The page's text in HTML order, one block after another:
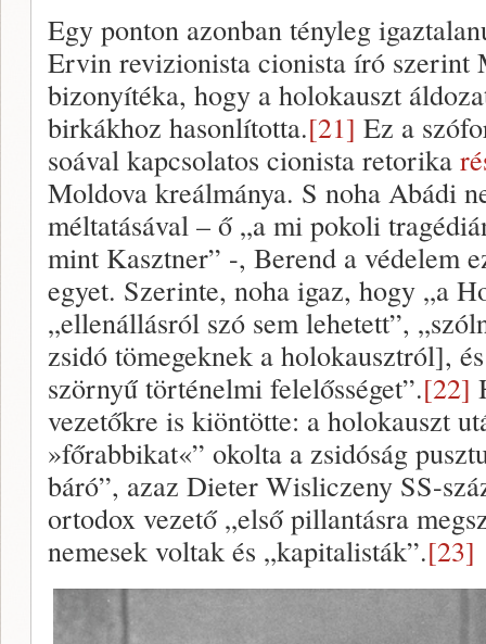
Egy ponton azonban tényleg
Ervin revizionista cionista író szerint
bizonyítéka, hogy a holokauszt
birkákhoz hasonlította.[21] Ez a
soával kapcsolatos cionista retorika
Moldova kreálmánya. S noha Abádi
méltatásával – ő „a mi pokoli
mint Kasztner” -, Berend a védelem
egyet. Szerinte, noha igaz, hogy „a
„ellenállásról szó sem lehetett”,
zsidó tömegeknek a holokausztról],
szörnyű történelmi felelősséget”.[22]
vezetőkre is kiöntötte: a holokauszt
»főrabbikat«” okolta a zsidóság
báró”, azaz Dieter Wisliczeny SS-
ortodox vezető „első pillantásra
nemesek voltak és „kapitalisták”.[23]